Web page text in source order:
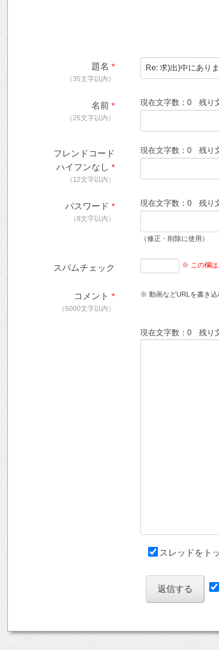
題名 *
（35文字以内）
名前 *
（25文字以内）
現在文字数：0 残り
フレンドコード
ハイフンなし *
（12文字以内）
現在文字数：0 残り
パスワード *
（8文字以内）
現在文字数：0 残り
（修正・削除に使用）
スパムチェック ※ この欄は
コメント *
（5000文字以内）
※ 動画などURLを書き
現在文字数：0 残り
スレッドをト